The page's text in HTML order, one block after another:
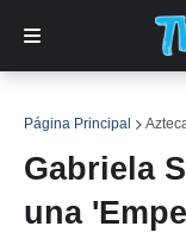
Página Principal
Gabriela
una